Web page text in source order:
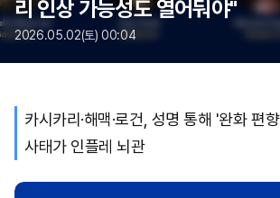
리 인상 가능성도 열어둬야"
2026.05.02(토) 00:04
카시카리·해맥·로건, 성명 통해 '완화 편
사태가 인플레 뇌관